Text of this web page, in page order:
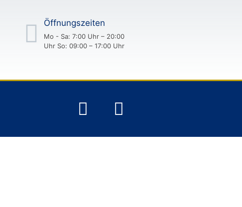
Öffnungszeiten
Mo - Sa: 7:00 Uhr – 20:00
Uhr So: 09:00 – 17:00 Uhr